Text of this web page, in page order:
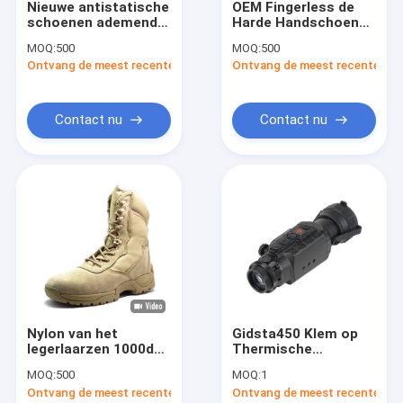
Fabrieksreis
Kwaliteitscontrole
Nieuws
Verzoek om een Citaat
Openlucht Tactisch Toestel
Buitenkleding
Wandelschoenen
Nieuwe antistatische
schoenen ademende
suede leer punct- en
slagbestendige met
zomer schoenen
schoenen
schoonkamer
MOQ:500
Ontvang de meest recente Prijs
Contact nu
OEM Fingerless de
Harde Handschoenen
Gewrichts Openlucht
Tactische Toestel
MOQ:500
Ontvang de meest recente
Contact nu
Nylon van het
legerlaarzen 1000d
Kaki met Ykk-
Schokbestendig Pit
MOQ:500
Ontvang de meest recente Prijs
Gidsta450 Klem op
Thermische
50mm Front
Mounted Thermal
MOQ:1
Ontvang de meest recente